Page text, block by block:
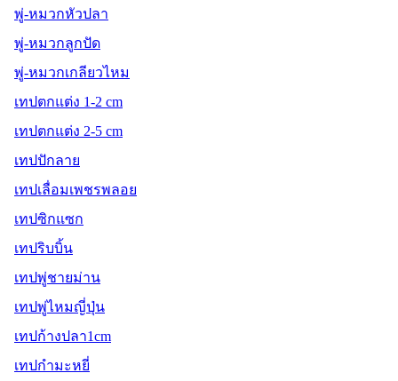
พู่-หมวกหัวปลา
พู่-หมวกลูกปัด
พู่-หมวกเกลียวไหม
เทปตกแต่ง 1-2 cm
เทปตกแต่ง 2-5 cm
เทปปักลาย
เทปเลื่อมเพชรพลอย
เทปซิกแซก
เทปริบบิ้น
เทปพู่ชายม่าน
เทปพู่ไหมญี่ปุ่น
เทปก้างปลา1cm
เทปกำมะหยี่